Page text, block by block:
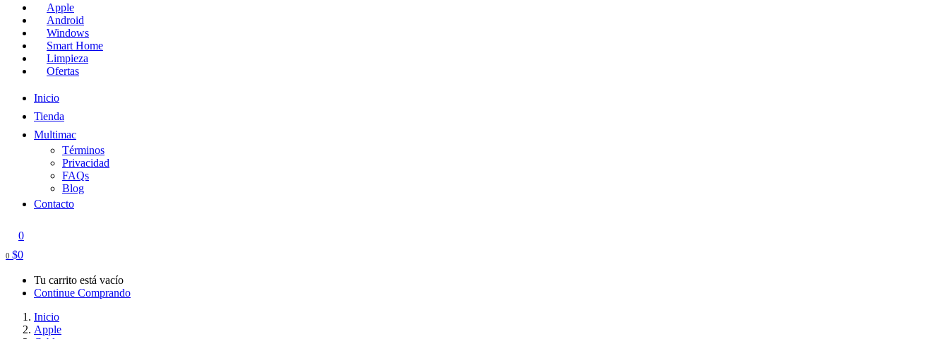
Apple
Android
Windows
Smart Home
Limpieza
Ofertas
Inicio
Tienda
Multimac
Términos
Privacidad
FAQs
Blog
Contacto
0
0 $0
Tu carrito está vacío
Continue Comprando
Inicio
Apple